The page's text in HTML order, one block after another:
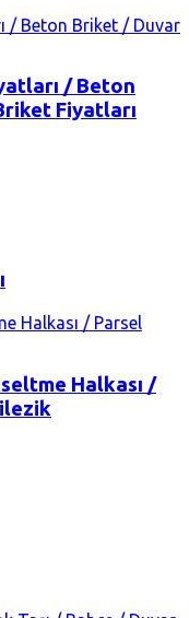
/ Beton
Fiyatları
Halkası /